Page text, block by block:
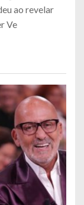
ao revelar
Ve